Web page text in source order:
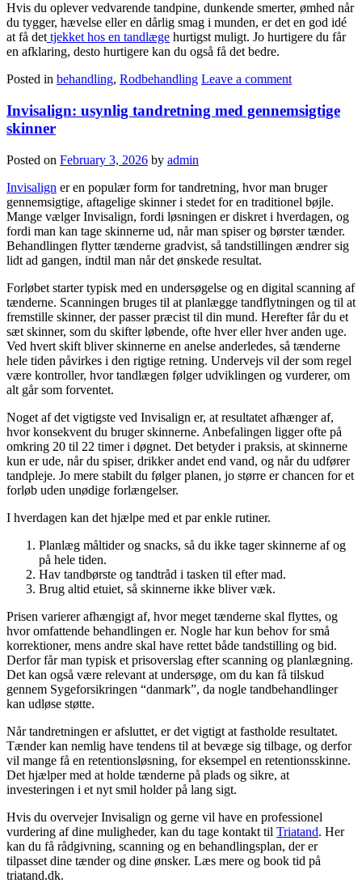
Hvis du oplever vedvarende tandpine, dunkende smerter, ømhed når
du tygger, hævelse eller en dårlig smag i munden, er det en god idé
at få det tjekket hos en tandlæge hurtigst muligt. Jo hurtigere du får
en afklaring, desto hurtigere kan du også få det bedre.
Posted in behandling, Rodbehandling Leave a comment
Invisalign: usynlig tandretning med gennemsigtige
skinner
Posted on February 3, 2026 by admin
Invisalign er en populær form for tandretning, hvor man bruger
gennemsigtige, aftagelige skinner i stedet for en traditionel bøjle.
Mange vælger Invisalign, fordi løsningen er diskret i hverdagen, og
fordi man kan tage skinnerne ud, når man spiser og børster tænder.
Behandlingen flytter tænderne gradvist, så tandstillingen ændrer sig
lidt ad gangen, indtil man når det ønskede resultat.
Forløbet starter typisk med en undersøgelse og en digital scanning af
tænderne. Scanningen bruges til at planlægge tandflytningen og til at
fremstille skinner, der passer præcist til din mund. Herefter får du et
sæt skinner, som du skifter løbende, ofte hver eller hver anden uge.
Ved hvert skift bliver skinnerne en anelse anderledes, så tænderne
hele tiden påvirkes i den rigtige retning. Undervejs vil der som regel
være kontroller, hvor tandlægen følger udviklingen og vurderer, om
alt går som forventet.
Noget af det vigtigste ved Invisalign er, at resultatet afhænger af,
hvor konsekvent du bruger skinnerne. Anbefalingen ligger ofte på
omkring 20 til 22 timer i døgnet. Det betyder i praksis, at skinnerne
kun er ude, når du spiser, drikker andet end vand, og når du udfører
tandpleje. Jo mere stabilt du følger planen, jo større er chancen for et
forløb uden unødige forlængelser.
I hverdagen kan det hjælpe med et par enkle rutiner.
Planlæg måltider og snacks, så du ikke tager skinnerne af og
på hele tiden.
Hav tandbørste og tandtråd i tasken til efter mad.
Brug altid etuiet, så skinnerne ikke bliver væk.
Prisen varierer afhængigt af, hvor meget tænderne skal flyttes, og
hvor omfattende behandlingen er. Nogle har kun behov for små
korrektioner, mens andre skal have rettet både tandstilling og bid.
Derfor får man typisk et prisoverslag efter scanning og planlægning.
Det kan også være relevant at undersøge, om du kan få tilskud
gennem Sygeforsikringen “danmark”, da nogle tandbehandlinger
kan udløse støtte.
Når tandretningen er afsluttet, er det vigtigt at fastholde resultatet.
Tænder kan nemlig have tendens til at bevæge sig tilbage, og derfor
vil mange få en retentionsløsning, for eksempel en retentionsskinne.
Det hjælper med at holde tænderne på plads og sikre, at
investeringen i et nyt smil holder på lang sigt.
Hvis du overvejer Invisalign og gerne vil have en professionel
vurdering af dine muligheder, kan du tage kontakt til Triatand. Her
kan du få rådgivning, scanning og en behandlingsplan, der er
tilpasset dine tænder og dine ønsker. Læs mere og book tid på
triatand.dk.